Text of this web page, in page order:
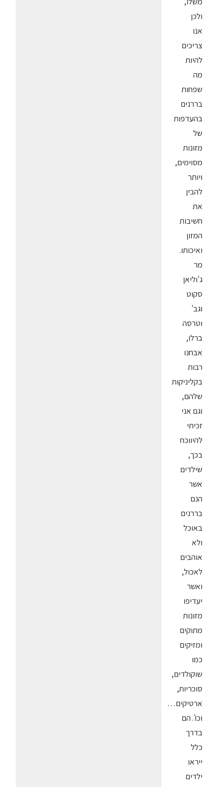
ולכן
אנו
צריכים
להיות
מה
שפחות
בררנים
בהעדפות
של
מזונות
מסוימים,
ויותר
להבין
את
חשיבות
המזון
ואיכותו.
מר
ג'וליאן
סקוט
וגב'
וטרסה
ברלו,
אבחנו
רבות
בקליניקות
שלהם,
וגם אני
זכיתי
להיווכח
בכך,
שילדים
אשר
הנם
בררנים
באוכל
ולא
אוהבים
לאכול,
ואשר
יעדיפו
מזונות
מתוקים
ומזיקים
כמו
שוקולדים,
סוכריות,
ארטיקים…
וכו'. הם
בדרך
כלל
ייראו
ילדים